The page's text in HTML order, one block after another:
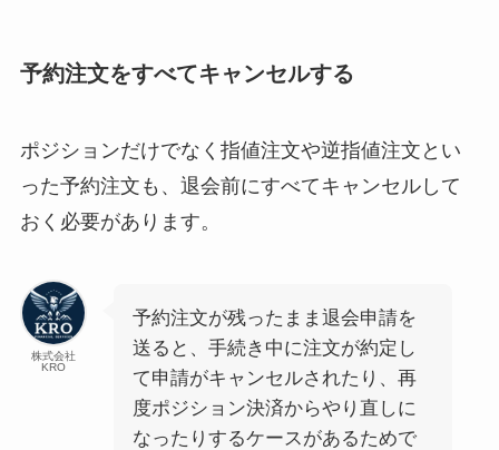
予約注文をすべてキャンセルする
ポジションだけでなく指値注文や逆指値注文とい
った予約注文も、退会前にすべてキャンセルして
おく必要があります。
株式会社
KRO
予約注文が残ったまま退会申請を
送ると、手続き中に注文が約定し
て申請がキャンセルされたり、再
度ポジション決済からやり直しに
なったりするケースがあるためで